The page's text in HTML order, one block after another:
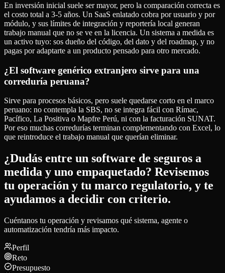
En inversión inicial suele ser mayor, pero la comparación correcta es
el costo total a 3-5 años. Un SaaS enlatado cobra por usuario y por
módulo, y sus límites de integración y reportería local generan
trabajo manual que no se ve en la licencia. Un sistema a medida es
un activo tuyo: sos dueño del código, del dato y del roadmap, y no
pagas por adaptarte a un producto pensado para otro mercado.
¿El software genérico extranjero sirve para una
correduría peruana?
Sirve para procesos básicos, pero suele quedarse corto en el marco
peruano: no contempla la SBS, no se integra fácil con Rímac,
Pacífico, La Positiva o Mapfre Perú, ni con la facturación SUNAT.
Por eso muchas corredurías terminan complementando con Excel, lo
que reintroduce el trabajo manual que querían eliminar.
¿Dudás entre un software de seguros a
medida y uno empaquetado? Revisemos
tu operación y tu marco regulatorio, y te
ayudamos a decidir con criterio.
Cuéntanos tu operación y revisamos qué sistema, agente o
automatización tendría más impacto.
Perfil
Reto
Presupuesto